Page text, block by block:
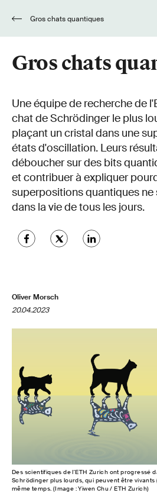
Gros chats quantiques
Gros chats
Une équipe de recherche de
chat de Schrödinger le plus
plaçant un cristal dans une
états d'oscillation. Leurs
déboucher sur des bits
et contribuer à expliquer
superpositions quantiques
dans la vie de tous les jours.
Oliver Morsch
20.04.2023
Des scientifiques de l'ETH Zurich ont progressé
Schrödinger plus lourds, qui peuvent être
même temps. (Image : Yiwen Chu / ETH Zurich)